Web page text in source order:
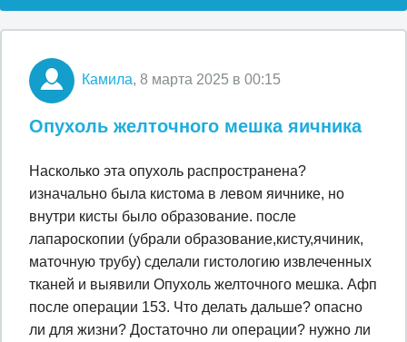
Камила, 8 марта 2025 в 00:15
Опухоль желточного мешка яичника
Насколько эта опухоль распространена?
изначально была кистома в левом яичнике, но
внутри кисты было образование. после
лапароскопии (убрали образование,кисту,ячиник,
маточную трубу) сделали гистологию извлеченных
тканей и выявили Опухоль желточного мешка. Афп
после операции 153. Что делать дальше? опасно
ли для жизни? Достаточно ли операции? нужно ли